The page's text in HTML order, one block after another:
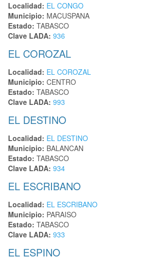
Localidad: EL CONGO
Municipio: MACUSPANA
Estado: TABASCO
Clave LADA: 936
EL COROZAL
Localidad: EL COROZAL
Municipio: CENTRO
Estado: TABASCO
Clave LADA: 993
EL DESTINO
Localidad: EL DESTINO
Municipio: BALANCAN
Estado: TABASCO
Clave LADA: 934
EL ESCRIBANO
Localidad: EL ESCRIBANO
Municipio: PARAISO
Estado: TABASCO
Clave LADA: 933
EL ESPINO